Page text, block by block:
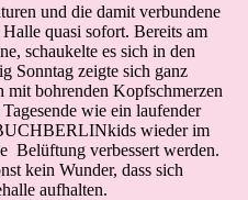
und die damit verbundene
quasi sofort. Bereits am
schaukelte es sich in den
Sonntag zeigte sich ganz
mit bohrenden Kopfschmerzen
wie ein laufender
wieder im
Belüftung verbessert werden.
kein Wunder, dass sich
aufhalten.